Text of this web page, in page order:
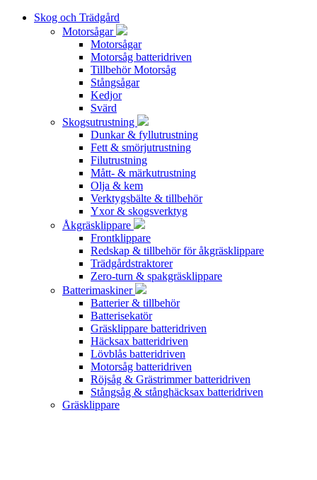
Skog och Trädgård
Motorsågar
Motorsågar
Motorsåg batteridriven
Tillbehör Motorsåg
Stångsågar
Kedjor
Svärd
Skogsutrustning
Dunkar & fyllutrustning
Fett & smörjutrustning
Filutrustning
Mått- & märkutrustning
Olja & kem
Verktygsbälte & tillbehör
Yxor & skogsverktyg
Åkgräsklippare
Frontklippare
Redskap & tillbehör för åkgräsklippare
Trädgårdstraktorer
Zero-turn & spakgräsklippare
Batterimaskiner
Batterier & tillbehör
Batterisekatör
Gräsklippare batteridriven
Häcksax batteridriven
Lövblås batteridriven
Motorsåg batteridriven
Röjsåg & Grästrimmer batteridriven
Stångsåg & stånghäcksax batteridriven
Gräsklippare